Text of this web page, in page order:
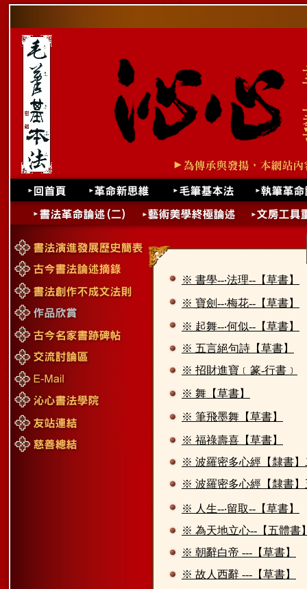
※ 書學--‧法理--【草書】
※ 寶劍--‧梅花--【草書】
※ 起舞--‧何似--【草書】
※ 五言絕句詩【草書】
※ 招財進寶﹝篆-行書﹞
※ 舞【草書】
※ 筆飛墨舞【草書】
※ 福祿壽喜【草書】
※ 波羅密多心經【隸書】
※ 波羅密多心經【隸書】
※ 人生--‧留取--【草書】
※ 為天地立心--【五體書
※ 朝辭白帝 ---【草書】
※ 故人西辭 ---【草書】